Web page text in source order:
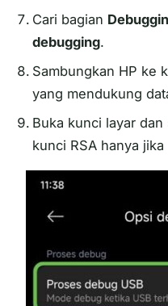
Cari bagian
debugging.
Sambungkan HP ke
yang mendukung
Buka kunci layar
kunci RSA hanya